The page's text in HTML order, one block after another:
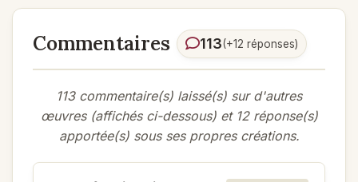
Commentaires 113(+12 réponses)
113 commentaire(s) laissé(s) sur d'autres
œuvres (affichés ci-dessous) et 12 réponse(s)
apportée(s) sous ses propres créations.